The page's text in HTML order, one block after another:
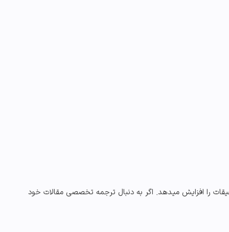
را افزایش میدهد. اگر به دنبال ترجمه تخصصی مقالات خود